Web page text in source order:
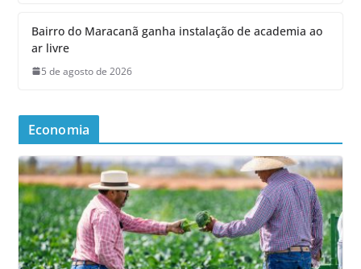
Bairro do Maracanã ganha instalação de academia ao
ar livre
5 de agosto de 2026
Economia